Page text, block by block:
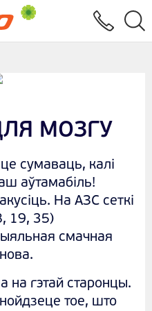
МОЗГУ
сумаваць, калі
аўтамабіль!
На АЗС сеткi
19, 35)
смачная
на гэтай старонцы.
тое, што